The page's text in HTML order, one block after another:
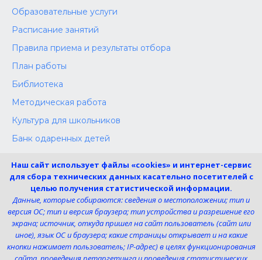
Образовательные услуги
Расписание занятий
Правила приема и результаты отбора
План работы
Библиотека
Методическая работа
Культура для школьников
Банк одаренных детей
Независимая оценка
Меры поддержки участников СВО
Телефон:
8 (4725) 240725
Электронная почта:
Наш сайт использует файлы «cookies» и интернет-сервис
для сбора технических данных касательно посетителей с
целью получения статистической информации.
Данные, которые собираются: сведения о местоположении; тип и
версия ОС; тип и версия браузера; тип устройства и разрешение его
экрана; источник, откуда пришел на сайт пользователь (сайт или
иное), язык ОС и браузера; какие страницы открывает и на какие
кнопки нажимает пользователь; IP-адрес) в целях функционирования